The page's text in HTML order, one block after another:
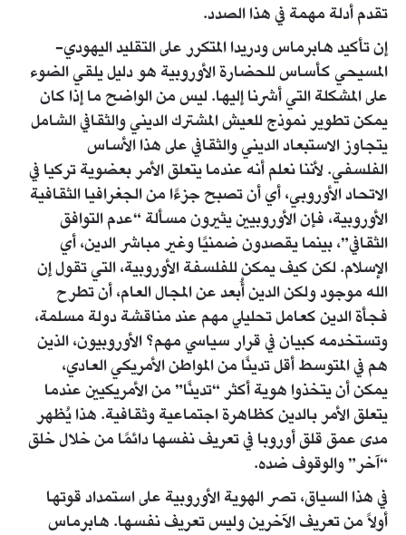
تقدم أدلة مهمة في هذا الصدد.
إن تأكيد هابرماس ودريدا المتكرر على التقليد اليهودي-
المسيحي كأساس للحضارة الأوروبية هو دليل يلقي الضوء
على المشكلة التي أشرنا إليها. ليس من الواضح ما إذا كان
يمكن تطوير نموذج للعيش المشترك الديني والثقافي الشامل
يتجاوز الاستبعاد الديني والثقافي على هذا الأساس
الفلسفي. لأننا نعلم أنه عندما يتعلق الأمر بعضوية تركيا في
الاتحاد الأوروبي، أي أن تصبح جزءًا من الجغرافيا الثقافية
الأوروبية، فإن الأوروبيين يثيرون مسألة “عدم التوافق
الثقافي”، بينما يقصدون ضمنيًا وغير مباشر الدين، أي
الإسلام. لكن كيف يمكن للفلسفة الأوروبية، التي تقول إن
الله موجود ولكن الدين أُبعد عن المجال العام، أن تطرح
فجأة الدين كعامل تحليلي مهم عند مناقشة دولة مسلمة،
وتستخدمه كبيان في قرار سياسي مهم؟ الأوروبيون، الذين
هم في المتوسط أقل تدينًا من المواطن الأمريكي العادي،
يمكن أن يتخذوا هوية أكثر “تدينًا” من الأمريكيين عندما
يتعلق الأمر بالدين كظاهرة اجتماعية وثقافية. هذا يُظهر
مدى عمق قلق أوروبا في تعريف نفسها دائمًا من خلال خلق
“آخر” والوقوف ضده.
في هذا السياق، تصر الهوية الأوروبية على استمداد قوتها
أولاً من تعريف الآخرين وليس تعريف نفسها. هابرماس